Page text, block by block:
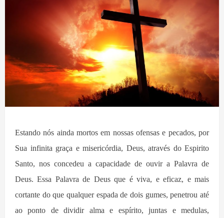
Estando nós ainda mortos em nossas ofensas e pecados, por
Sua infinita graça e misericórdia, Deus, através do Espirito
Santo, nos concedeu a capacidade de ouvir a Palavra de
Deus. Essa Palavra de Deus que é viva, e eficaz, e mais
cortante do que qualquer espada de dois gumes, penetrou até
ao ponto de dividir alma e espírito, juntas e medulas,